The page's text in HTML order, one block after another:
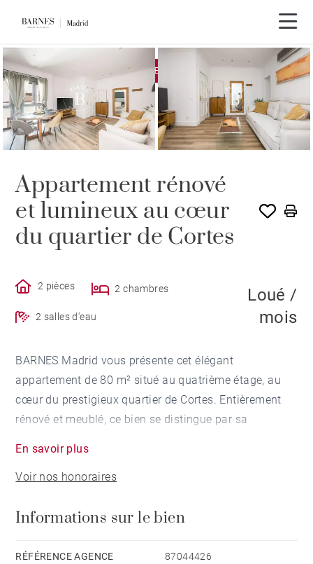
EXCLUSIVITÉ LOUÉ PAR BARNES
Appartement rénové
et lumineux au cœur
du quartier de Cortes
2 pièces 2 chambres
2 salles d'eau
Loué /
mois
BARNES Madrid vous présente cet élégant
appartement de 80 m² situé au quatrième étage, au
cœur du prestigieux quartier de Cortes. Entièrement
rénové et meublé, ce bien se distingue par sa
emplacement privilégié en plein centre de Madrid.
manger avec cuisine ouverte entièrement équipée, de
bains complètes avec douche. Grâce à son étage
En savoir plus
Voir nos honoraires
Informations sur le bien
RÉFÉRENCE AGENCE 87044426